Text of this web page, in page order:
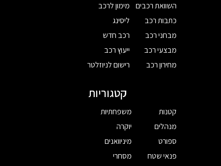
השוואת רכבים
כתבות רכב
מבחני רכב
מבצעי רכב
מחירון רכב
מימון לרכב
ליסינג
רכב חדש
ייעוץ רכב
רישום לניוזלטר
קטגוריות
קטנות
מנהלים
ספורט
פנאי שטח
משפחתיות
יוקרה
מיניוואנים
מסחרי